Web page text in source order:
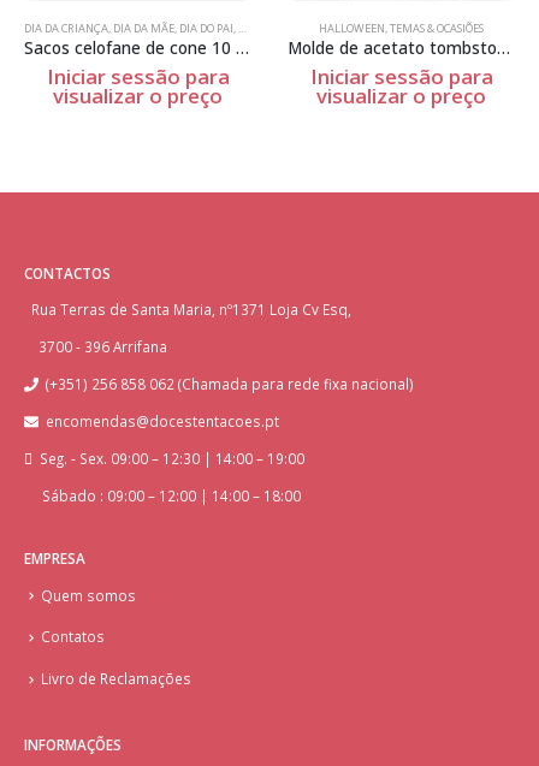
DIA DA CRIANÇA, DIA DA MÃE, DIA DO PAI, DIA DOS NAMORADOS,HALLOWEEN,NATAL,PÁSCOA
Sacos celofane de cone 10 unidades
Iniciar sessão para
visualizar o preço
HALLOWEEN,TEMAS & OCASIÕES
Molde de acetato tombstone
Iniciar sessão para
visualizar o preço
CONTACTOS
Rua Terras de Santa Maria, nº1371 Loja Cv Esq,
3700 - 396 Arrifana
(+351) 256 858 062 (Chamada para rede fixa nacional)
encomendas@docestentacoes.pt
Seg. - Sex. 09:00 – 12:30 | 14:00 – 19:00
Sábado : 09:00 – 12:00 | 14:00 – 18:00
EMPRESA
Quem somos
Contatos
Livro de Reclamações
INFORMAÇÕES